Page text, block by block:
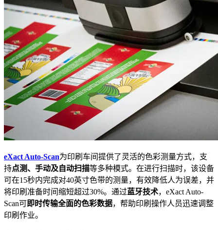
eXact Auto-Scan为印刷车间提供了灵活的色彩测量方式，支
持点测、手动及自动扫描等多种模式。在进行扫描时，该设备
可在15秒内完成对40英寸色带的测量，有效降低人为误差，并
将印刷准备时间缩短超过30%。通过蓝牙技术，eXact Auto-
Scan可 即时传输全面的色彩数据，帮助印刷操作人员迅速调整
印刷作业。